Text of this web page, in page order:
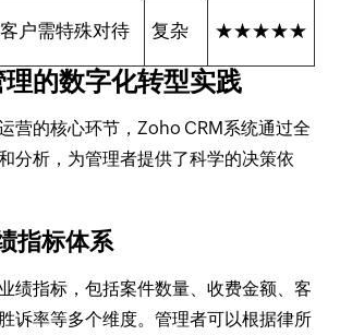
户需特殊对待 复杂 ★★★★★
的数字化转型实践
营的核心环节，Zoho CRM系统通过全
分析，为管理者提供了科学的决策依
指标体系
绩指标，包括案件数量、收费金额、客
诉率等多个维度。管理者可以根据律所